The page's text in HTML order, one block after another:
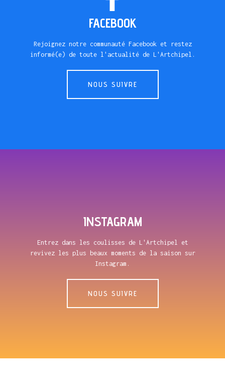
FACEBOOK
Rejoignez notre communauté Facebook et restez
informé(e) de toute l'actualité de L'Artchipel.
NOUS SUIVRE
INSTAGRAM
Entrez dans les coulisses de L'Artchipel et
revivez les plus beaux moments de la saison sur
Instagram.
NOUS SUIVRE